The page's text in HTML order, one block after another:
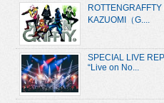
KAZUOMI（G....
SPECIAL LIVE
“Live on No...